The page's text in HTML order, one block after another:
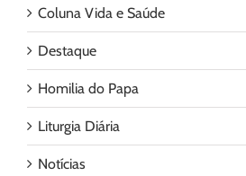
Coluna Vida e Saúde
Destaque
Homilia do Papa
Liturgia Diária
Notícias